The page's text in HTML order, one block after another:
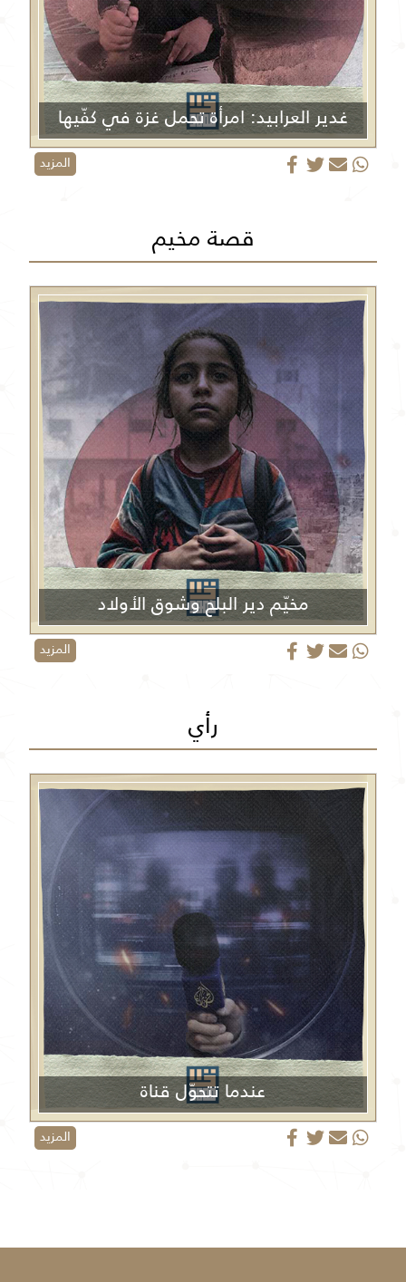
غدير العرابيد: امرأة تحمل غزة في كفّيها
المزيد
قصة مخيم
مخيّم دير البلح وشوق الأولاد
المزيد
رأي
عندما تتحوّل قناة
الجزيرة من منبر إعلامي إلى منصة دعائية
المزيد